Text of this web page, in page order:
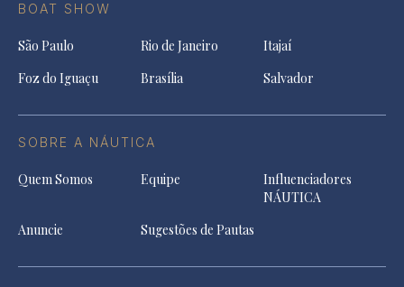
BOAT SHOW
São Paulo Rio de Janeiro
Itajaí
Foz do Iguaçu
Brasília Salvador
SOBRE A NÁUTICA
Quem Somos Equipe
Influenciadores
NÁUTICA
Anuncie
Sugestões de Pautas